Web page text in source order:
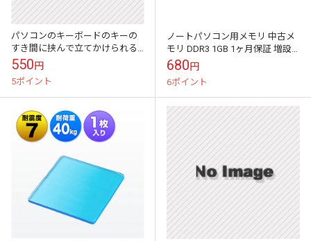
パソコンのキーボードのキーの
すき間に挟んで立てかけられる
かわいい伝言メモ ハイモジモ
ジ Deng On\"Baobab\"
550円
5ポイント
ノートパソコン用メモリ 中古メ
モリ DDR3 1GB 1ヶ月保証 増設
メモリ 動作チェック済み【PCパ
ーツ】
680円
6ポイント